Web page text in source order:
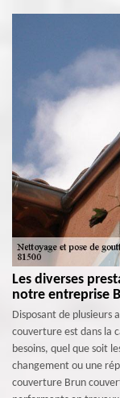
Les diverses
notre entreprise
Disposant de plusieurs
couverture est dans la
besoins, quel que soit
changement ou une
couverture Brun